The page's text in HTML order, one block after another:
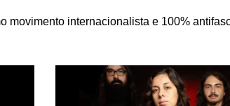
movimento internacionalista e 100%